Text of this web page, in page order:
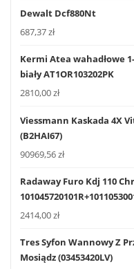
Dewalt Dcf880Nt
687,37zł
Kermi Atea wahadłowe
biały AT1OR103202PK
2810,00zł
Viessmann Kaskada 4X
(B2HAI67)
90969,56zł
Radaway Furo Kdj 110
2414,00zł
Tres Syfon Wannowy Z
Mosiądz (03453420LV)